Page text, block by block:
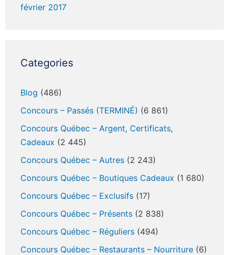
février 2017
Categories
Blog (486)
Concours – Passés (TERMINÉ) (6 861)
Concours Québec – Argent, Certificats,
Cadeaux (2 445)
Concours Québec – Autres (2 243)
Concours Québec – Boutiques Cadeaux (1 680)
Concours Québec – Exclusifs (17)
Concours Québec – Présents (2 838)
Concours Québec – Réguliers (494)
Concours Québec – Restaurants – Nourriture (6)